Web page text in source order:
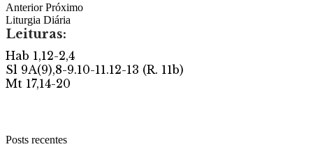
AnteriorPróximo
Liturgia Diária
Posts recentes